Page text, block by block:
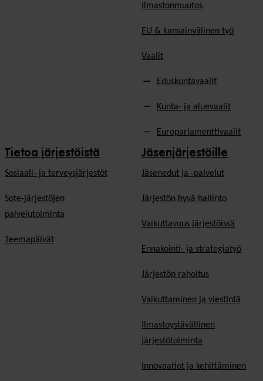
Ilmastonmuutos
EU & kansainvälinen työ
Vaalit
Eduskuntavaalit
Kunta- ja aluevaalit
Europarlamenttivaalit
Tietoa järjestöistä
Sosiaali- ja terveysjärjestöt
Sote-järjestöjen
palvelutoiminta
Teemapäivät
Jäsenjärjestöille
Jäsen­edut ja -palvelut
Järjestön hyvä hallinto
Vaikuttavuus järjestöissä
Ennakointi- ja strategiatyö
Järjestön rahoitus
Vaikuttaminen ja viestintä
Ilmastoystävällinen
järjestötoiminta
Innovaatiot ja kehittäminen